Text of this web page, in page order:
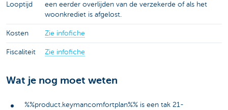
Looptijd
een eerder overlijden van de verzekerde of als het
woonkrediet is afgelost.
Kosten Zie infofiche
Fiscaliteit Zie infofiche
Wat je nog moet weten
%%product.keymancomfortplan%% is een tak 21-